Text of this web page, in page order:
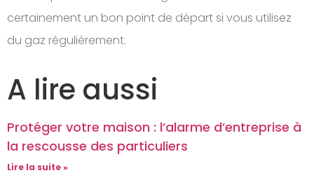
certainement un bon point de départ si vous utilisez
du gaz régulièrement.
A lire aussi
Protéger votre maison : l’alarme d’entreprise à
la rescousse des particuliers
Lire la suite »